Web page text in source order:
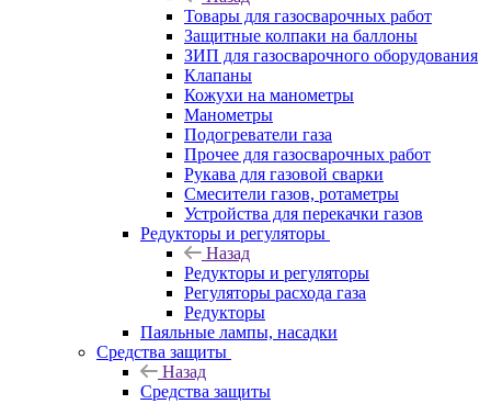
Товары для газосварочных работ
Защитные колпаки на баллоны
ЗИП для газосварочного оборудования
Клапаны
Кожухи на манометры
Манометры
Подогреватели газа
Прочее для газосварочных работ
Рукава для газовой сварки
Смесители газов, ротаметры
Устройства для перекачки газов
Редукторы и регуляторы
Назад
Редукторы и регуляторы
Регуляторы расхода газа
Редукторы
Паяльные лампы, насадки
Средства защиты
Назад
Средства защиты